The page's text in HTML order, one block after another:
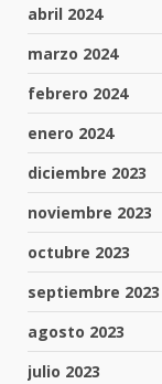
abril 2024
marzo 2024
febrero 2024
enero 2024
diciembre 2023
noviembre 2023
octubre 2023
septiembre 2023
agosto 2023
julio 2023